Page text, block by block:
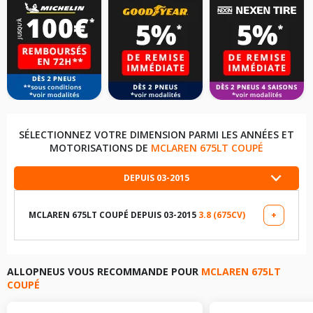
SÉLECTIONNEZ VOTRE DIMENSION PARMI LES ANNÉES ET
MOTORISATIONS DE MCLAREN 675LT COUPÉ
DEPUIS 03-2015
MCLAREN 675LT COUPÉ DEPUIS 03-2015 3.8 (675CV)
+
ALLOPNEUS VOUS RECOMMANDE POUR MCLAREN 675LT
COUPÉ